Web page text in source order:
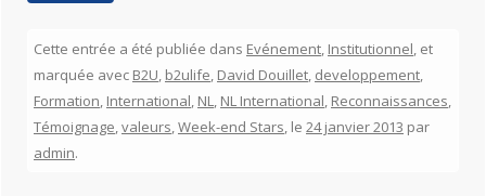
Cette entrée a été publiée dans Evénement, Institutionnel, et
marquée avec B2U, b2ulife, David Douillet, developpement,
Formation, International, NL, NL International, Reconnaissances,
Témoignage,valeurs,Week-end Stars, le 24 janvier 2013 par
admin.